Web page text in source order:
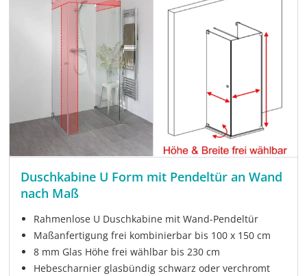
Duschkabine U Form mit Pendeltür an Wand
nach Maß
Rahmenlose U Duschkabine mit Wand-Pendeltür
Maßanfertigung frei kombinierbar bis 100 x 150 cm
8 mm Glas Höhe frei wählbar bis 230 cm
Hebescharnier glasbündig schwarz oder verchromt